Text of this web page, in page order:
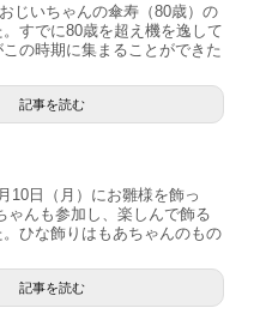
じいちゃんの傘寿（80歳）の
すでに80歳を超え機を逸して
の時期に集まることができた
記事を読む
10日（月）にお雛様を飾っ
ゃんも参加し、楽しんで飾る
ひな飾りはもあちゃんのもの
記事を読む